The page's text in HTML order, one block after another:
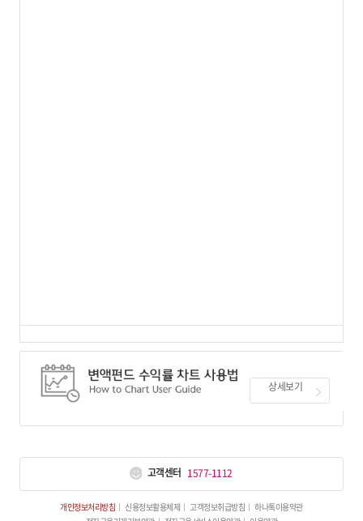
상세보기
고객센터 1577-1112
개인정보처리방침 신용정보활용체제 고객정보취급방침
하나톡이용약관